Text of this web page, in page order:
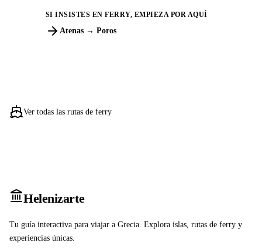
SI INSISTES EN FERRY, EMPIEZA POR AQUÍ
Atenas → Poros
Ver todas las rutas de ferry
Helenizarte
Tu guía interactiva para viajar a Grecia. Explora islas, rutas de ferry y
experiencias únicas.